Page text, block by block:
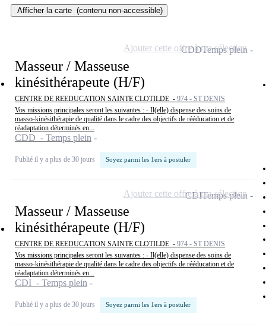
Afficher la carte (contenu non-accessible)
Masseur / Masseuse
kinésithérapeute (H/F)
CENTRE DE REEDUCATION SAINTE CLOTILDE - 974 - ST DENIS
Vos missions principales seront les suivantes : - Il(elle) dispense des soins de
masso-kinésithérapie de qualité dans le cadre des objectifs de rééducation et de
réadaptation déterminés en...
CDD - Temps plein
Publié il y a plus de 30 jours Soyez parmi les 1ers à postuler
CDDTemps plein
Ajouter cette offre à ma sélection
Masseur / Masseuse
kinésithérapeute (H/F)
CENTRE DE REEDUCATION SAINTE CLOTILDE - 974 - ST DENIS
Vos missions principales seront les suivantes : - Il(elle) dispense des soins de
masso-kinésithérapie de qualité dans le cadre des objectifs de rééducation et de
réadaptation déterminés en...
CDI - Temps plein
Publié il y a plus de 30 jours Soyez parmi les 1ers à postuler
CDITemps plein
Ajouter cette offre à ma sélection